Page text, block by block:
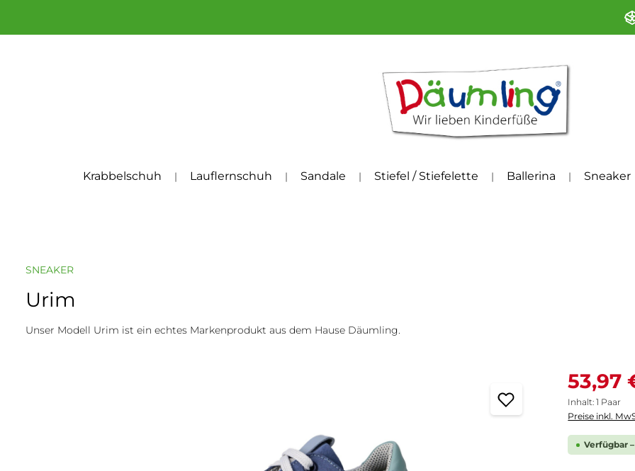
Krabbelschuh Lauflernschuh Sandale Stiefel / Stiefelette Ballerina Sneaker
SNEAKER
Urim
Unser Modell Urim ist ein echtes Markenprodukt aus dem Hause Däumling.
53,97
Inhalt:1 Paar
Preise inkl.
Verfügbar